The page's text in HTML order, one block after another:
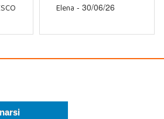
Elena - 30/06/26